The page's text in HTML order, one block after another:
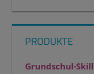
PRODUKTE
Grundschul-